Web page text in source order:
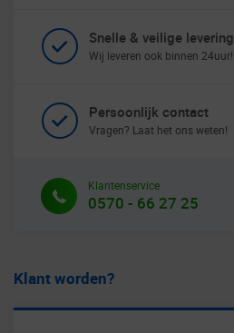
Snelle & veilige levering
Wij leveren ook binnen 24uur!
Persoonlijk contact
Vragen? Laat het ons weten!
Klantenservice
0570 - 66 27 25
Klant worden?